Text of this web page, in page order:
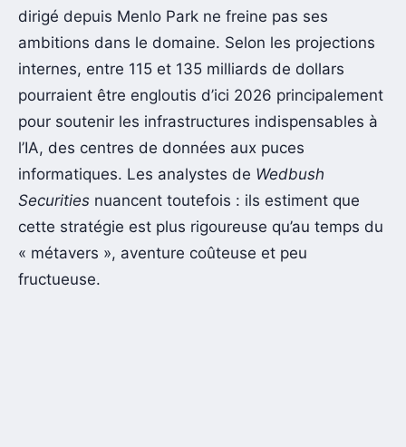
dirigé depuis Menlo Park ne freine pas ses
ambitions dans le domaine. Selon les projections
internes, entre 115 et 135 milliards de dollars
pourraient être engloutis d’ici 2026 principalement
pour soutenir les infrastructures indispensables à
l’IA, des centres de données aux puces
informatiques. Les analystes de Wedbush
Securities nuancent toutefois : ils estiment que
cette stratégie est plus rigoureuse qu’au temps du
« métavers », aventure coûteuse et peu
fructueuse.